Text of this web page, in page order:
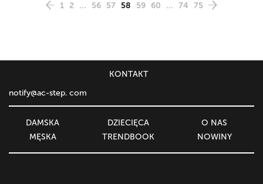
1 2 ... 56 57 58 59 60 ... 74 75
DAMSKA
MĘSKA
DZIECIĘСA
O NAS
TRENDBOOK
NOWINY
KONTAKT
notify@ac-step. com